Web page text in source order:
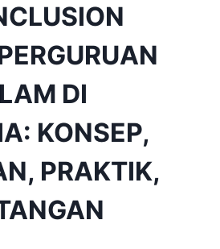
DI
KONSEP,
PRAKTIK,